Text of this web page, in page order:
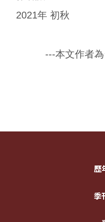
2021年 初秋
---本文作者
歷
季